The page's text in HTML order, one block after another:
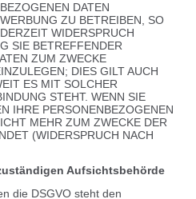
DATEN
ZU BETREIBEN, SO
WIDERSPRUCH
SIE BETREFFENDER
ZUM ZWECKE
DIES GILT AUCH
ES MIT SOLCHER
STEHT. WENN SIE
IHRE PERSONENBEZOGENEN
MEHR ZUM ZWECKE DER
(WIDERSPRUCH NACH
Aufsichtsbehörde
die DSGVO steht den